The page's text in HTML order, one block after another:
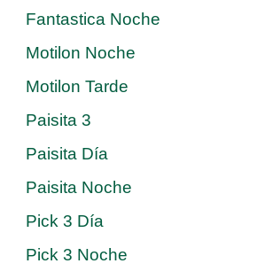
Fantastica Noche
Motilon Noche
Motilon Tarde
Paisita 3
Paisita Día
Paisita Noche
Pick 3 Día
Pick 3 Noche